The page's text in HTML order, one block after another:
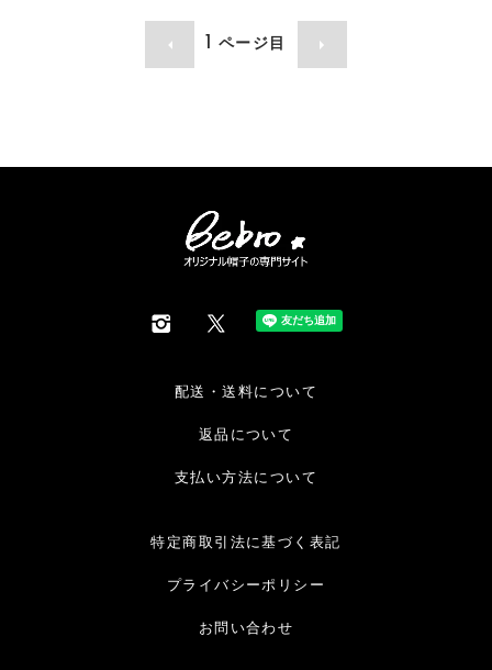
1ページ目
配送・送料について
返品について
支払い方法について
特定商取引法に基づく表記
プライバシーポリシー
お問い合わせ